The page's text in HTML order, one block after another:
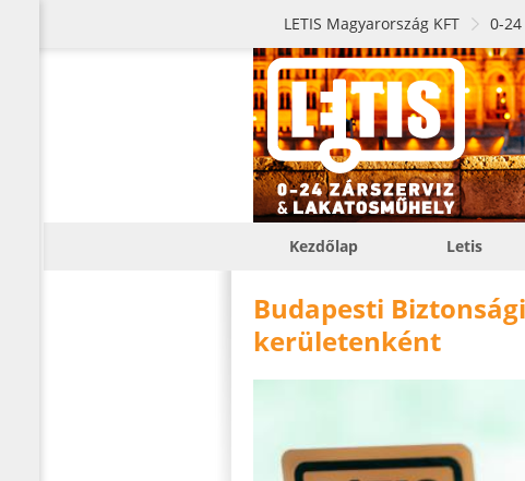
LETIS Magyarország KFT 0-
Kezdőlap Letis
Budapesti
kerületenként